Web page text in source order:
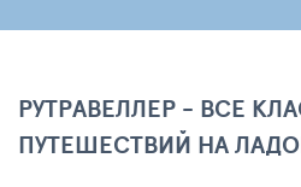
РУТРАВЕЛЛЕР - ВСЕ
ПУТЕШЕСТВИЙ НА